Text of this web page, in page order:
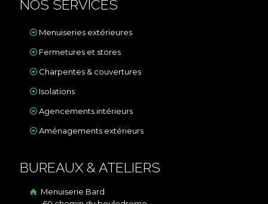
NOS SERVICES
Menuiseries extérieures
Fermetures et stores
Charpentes & couvertures
Isolations
Agencements intérieurs
Aménagements extérieurs
BUREAUX & ATELIERS
Menuiserie Bard